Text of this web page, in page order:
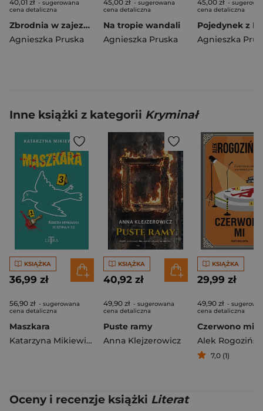
40,01 zł - sugerowana
cena detaliczna
Zbrodnia w zajezdni
Agnieszka Pruska
45,00 zł - sugerowana
cena detaliczna
Na tropie wandali
Agnieszka Pruska
45,00 zł -
cena detaliczna
Agnieszka
Inne książki z kategorii Kryminał
KSIĄŻKA
36,99 zł
56,90 zł - sugerowana
cena detaliczna
Maszkara
Katarzyna Mikiewicz
KSIĄŻKA
40,92 zł
49,90 zł - sugerowana
cena detaliczna
Puste ramy
Anna Klejzerowicz
KSIĄŻKA
29,99 zł
49,90 zł -
cena detaliczna
Alek
7,0 (1)
Oceny i recenzje książki Literat